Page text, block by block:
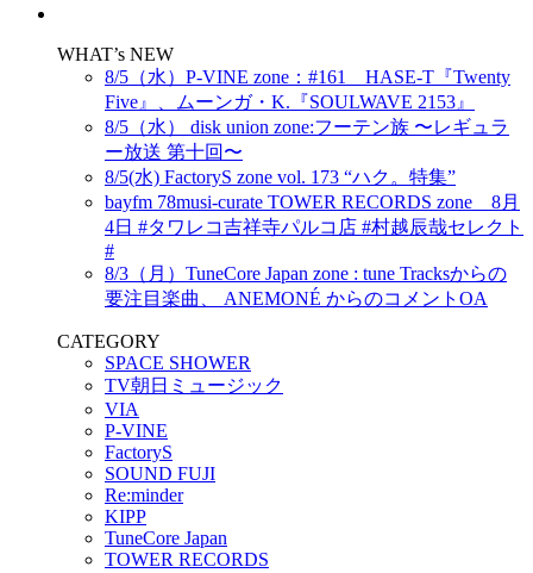
WHAT’s NEW
8/5（水）P-VINE zone：#161 HASE-T『Twenty
Five』、ムーンガ・K.『SOULWAVE 2153』
8/5（水） disk union zone:フーテン族 〜レギュラ
ー放送 第十回〜
8/5(水) FactoryS zone vol. 173 “ハク。特集”
bayfm 78musi-curate TOWER RECORDS zone 8月
4日 #タワレコ吉祥寺パルコ店 #村越辰哉セレクト
#
8/3（月）TuneCore Japan zone : tune Tracksからの
要注目楽曲、 ANEMONÉ からのコメントOA
CATEGORY
SPACE SHOWER
TV朝日ミュージック
VIA
P-VINE
FactoryS
SOUND FUJI
Re:minder
KIPP
TuneCore Japan
TOWER RECORDS